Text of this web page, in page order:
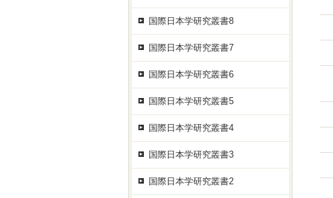
国際日本学研究叢書8
国際日本学研究叢書7
国際日本学研究叢書6
国際日本学研究叢書5
国際日本学研究叢書4
国際日本学研究叢書3
国際日本学研究叢書2